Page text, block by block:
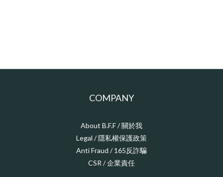
COMPANY
About B.F.F / 關於我
Legal / 隱私權保護政策
Anti Fraud / 165反詐騙
CSR / 企業責任